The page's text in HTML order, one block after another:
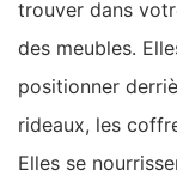
trouver dans
des meubles.
positionner
rideaux, les
Elles se